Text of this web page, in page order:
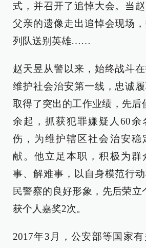
式，并召开了追悼大会。当
父亲的遗像走出追悼会现场
列队送别英雄……
赵天昱从警以来，始终战斗
维护社会治安第一线，忠诚
取得了突出的工作业绩，先后
余起，抓获犯罪嫌疑人60余
伤，为维护辖区社会治安稳
献。他立足本职，积极为群
事、解难事，以自身模范行
民警察的良好形象，先后荣立
获个人嘉奖2次。
2017年3月，公安部等国家